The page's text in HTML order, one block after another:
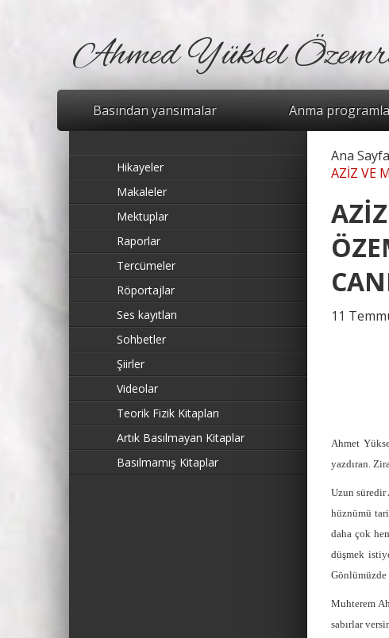
Ahmed Yüksel
Basından yansımalar Anma
Hikayeler
Makaleler
Mektuplar
Raporlar
Tercümeler
Röportajlar
Ses kayıtları
Sohbetler
Şiirler
Videolar
Teorik Fizik Kitapları
Artık Basılmayan Kitaplar
Basılmamış Kitaplar
Ana Sayfa
AZİZ VE
11
Ahmet
yazdıran.
Uzun süredir
hüznümü
daha çok
düşmek
Gönlümüzde
Muhterem
sabırlar